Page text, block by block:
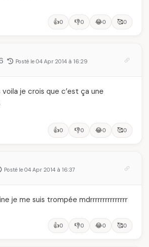
👍0 👎0 😂0 🥰0
Posté le 04 Apr 2014 à 16:29
je crois que c’est ça une
👍0 👎0 😂0 🥰0
Posté le 04 Apr 2014 à 16:37
je me suis trompée mdrrrrrrrrrrrrrrr
👍0 👎0 😂0 🥰0